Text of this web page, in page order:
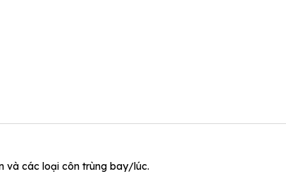
và các loại côn trùng bay/lúc.